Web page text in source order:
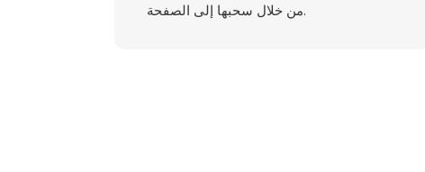
من خلال سحبها إلى الصفحة.